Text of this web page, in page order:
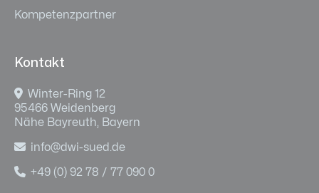
Kompetenzpartner
Kontakt
 Winter-Ring 12
95466 Weidenberg
Nähe Bayreuth, Bayern
 info@dwi-sued.de
 +49 (0) 92 78 / 77 090 0